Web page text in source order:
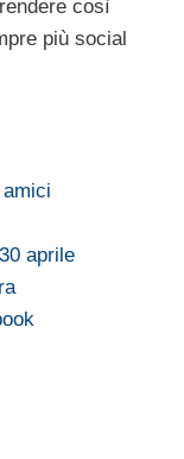
così
più social
aprile